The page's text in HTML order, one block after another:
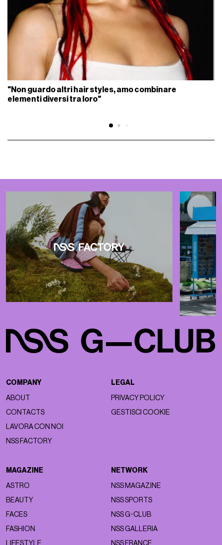
"Non guardo altri hair styles, amo combinare
elementi diversi tra loro"
COMPANY
ABOUT
CONTACTS
LAVORA CON NOI
NSS FACTORY
LEGAL
PRIVACY POLICY
GESTISCI COOKIE
MAGAZINE
ASTRO
BEAUTY
FACES
FASHION
LIFESTYLE
NETWORK
NSS MAGAZINE
NSS SPORTS
NSS G-CLUB
NSS GALLERIA
NSS FRANCE